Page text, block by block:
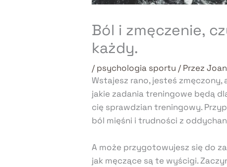
Ból i zmęczenie,
każdy.
/psychologia sportu / Przez
Wstajesz rano, jesteś
jakie zadania treningowe będą
cię sprawdzian treningowy.
ból mięśni i trudności z
A może przygotowujesz się do
jak męczące są te wyścigi.